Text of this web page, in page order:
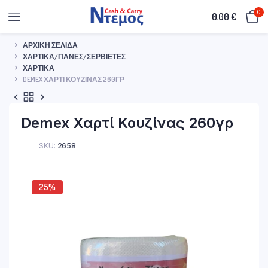
0.00€ 0
ΑΡΧΙΚΉ ΣΕΛΊΔΑ
ΧΑΡΤΙΚΆ/ΠΆΝΕΣ/ΣΕΡΒΙΈΤΕΣ
ΧΑΡΤΙΚΆ
DEMEX ΧΑΡΤΊ ΚΟΥΖΊΝΑΣ 260ΓΡ
Demex Χαρτί Κουζίνας 260γρ
SKU: 2658
25%